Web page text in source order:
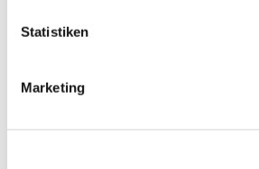
Statistiken
Marketing